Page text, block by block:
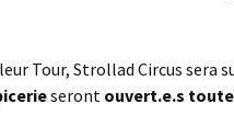
Tour, Strollad Circus sera
seront ouvert.e.s